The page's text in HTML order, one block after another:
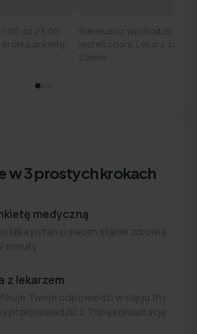
do 23:00.
ankietę.
Nie musisz wychodzić z
jesteś chory. Lekarz
Ciebie.
w 3 prostych krokach
medyczną
kilka pytań o swoim stanie zdrowia.
minuty.
z lekarzem
Twoje odpowiedzi w ciągu 1h i
przeprowadzić z Tobą konsultację